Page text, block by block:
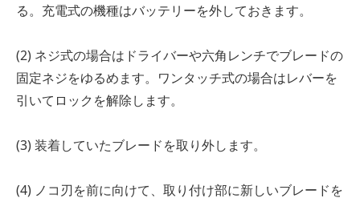
る。充電式の機種はバッテリーを外しておきます。
(2) ネジ式の場合はドライバーや六角レンチでブレードの
固定ネジをゆるめます。ワンタッチ式の場合はレバーを
引いてロックを解除します。
(3) 装着していたブレードを取り外します。
(4) ノコ刃を前に向けて、取り付け部に新しいブレードを